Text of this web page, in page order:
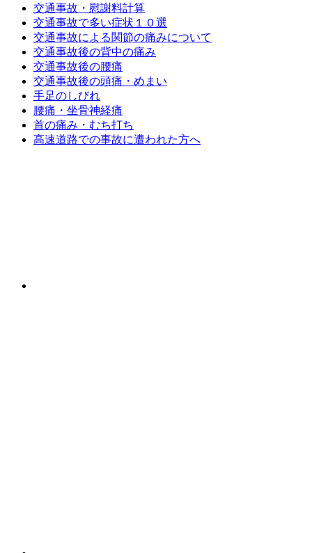
交通事故・慰謝料計算
交通事故で多い症状１０選
交通事故による関節の痛みについて
交通事故後の背中の痛み
交通事故後の腰痛
交通事故後の頭痛・めまい
手足のしびれ
腰痛・坐骨神経痛
首の痛み・むち打ち
高速道路での事故に遭われた方へ